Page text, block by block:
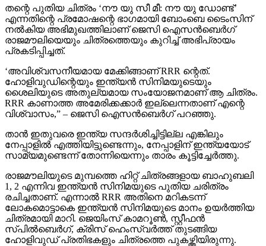
തന്റെ പുതിയ ചിത്രം ‘നൗ യു സീ മീ: നൗ യു ഡോണ്ട്’
എന്നതിന്റെ പ്രമോഷന്റെ ഭാഗമായി ബോംബെ ടൈംസിന്
നല്‍കിയ അഭിമുഖത്തിലാണ് ജെസി ഐസന്‍ബെര്‍ഗ്
രാജമൗലിയെയും ചിത്രത്തെയും കുറിച്ച് അഭിപ്രായം
പ്രകടിപ്പിച്ചത്.
‘അവിശ്വസനീയമായ മേക്കിങ്ങാണ് RRR ന്റെത്.
ഹോളിവുഡിന്റെയും ഇന്ത്യന്‍ സിനിമയുടെയും
ശൈലിയുടെ അതുല്യമായ സംയോജനമാണ് ആ ചിത്രം.
RRR കാണാത്ത അമേരിക്കക്കാര്‍ ഇല്ലെന്നതാണ് എന്റെ
വിശ്വാസം,” – ജെസി ഐസന്‍ബെര്‍ഗ് പറഞ്ഞു.
താന്‍ ഇതുവരെ ഇന്ത്യ സന്ദര്‍ശിച്ചിട്ടില്ല എങ്കിലും
നേപ്പാളില്‍ എത്തിയിട്ടുണ്ടെന്നും, നേപ്പാളിന് ഇന്ത്യയോട്
സാമ്യമുണ്ടെന്ന് തോന്നിയെന്നും താരം കൂട്ടിച്ചേര്‍ത്തു.
രാജമൗലിയുടെ മുമ്പത്തെ ഹിറ്റ് ചിത്രങ്ങളായ ബാഹുബലി
1, 2 എന്നിവ ഇന്ത്യന്‍ സിനിമയുടെ പുതിയ ചരിത്രം
രചിച്ചതാണ്. എന്നാല്‍ RRR അതിനെ മറികടന്ന്
ലോകമൊട്ടാകെ ഇന്ത്യന്‍ സിനിമയുടെ മാനം ഉയര്‍ത്തിയ
ചിത്രമായി മാറി. ജെയിംസ് കാമറൂണ്‍, സ്റ്റീഫന്‍
സ്പില്‍ബെര്‍ഗ്, ക്രിസ് ഹെംസ്വര്‍ത്ത് തുടങ്ങിയ
ഹോളിവുഡ് പ്രതിഭകളും ചിത്രത്തെ പുകഴ്ത്തിയിരുന്നു.